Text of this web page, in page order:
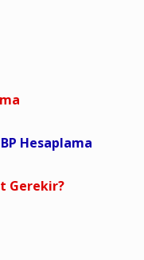
Hesaplama
Gerekir?